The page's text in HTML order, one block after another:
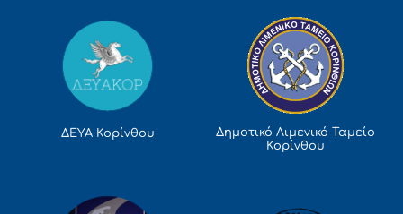
ΔΕΥΑ Κορίνθου
Δημοτικό Λιμενικό Ταμείο
Κορίνθου